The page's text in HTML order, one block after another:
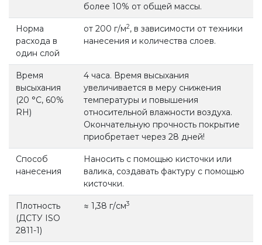
более 10% от общей массы.
Норма
расхода в
один слой
от 200 г/м2, в зависимости от техники
нанесения и количества слоев.
Время
высыхания
(20 °С, 60%
RH)
4 часа. Время высыхания
увеличивается в меру снижения
температуры и повышения
относительной влажности воздуха.
Окончательную прочность покрытие
приобретает через 28 дней!
Способ
нанесения
Наносить с помощью кисточки или
валика, создавать фактуру с помощью
кисточки.
Плотность
(ДСТУ ISO
2811-1)
≈ 1,38 г/см3